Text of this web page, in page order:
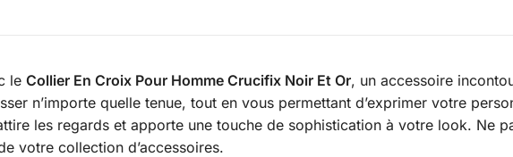
le Collier En Croix Pour Homme Crucifix Noir Et Or, un accessoire
n’importe quelle tenue, tout en vous permettant d’exprimer votre
les regards et apporte une touche de sophistication à votre look. Ne
votre collection d’accessoires.